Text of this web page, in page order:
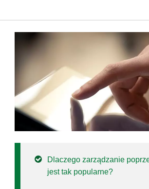
Dlaczego zarządzanie
jest tak popularne?